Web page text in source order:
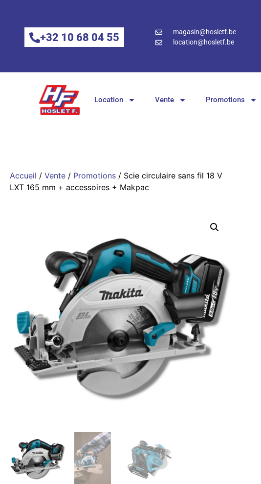
+32 10 68 04 55
magasin@hosletf.be
location@hosletf.be
Location Vente Promotions
Accueil / Vente / Promotions / Scie circulaire sans fil 18 V
LXT 165 mm + accessoires + Makpac